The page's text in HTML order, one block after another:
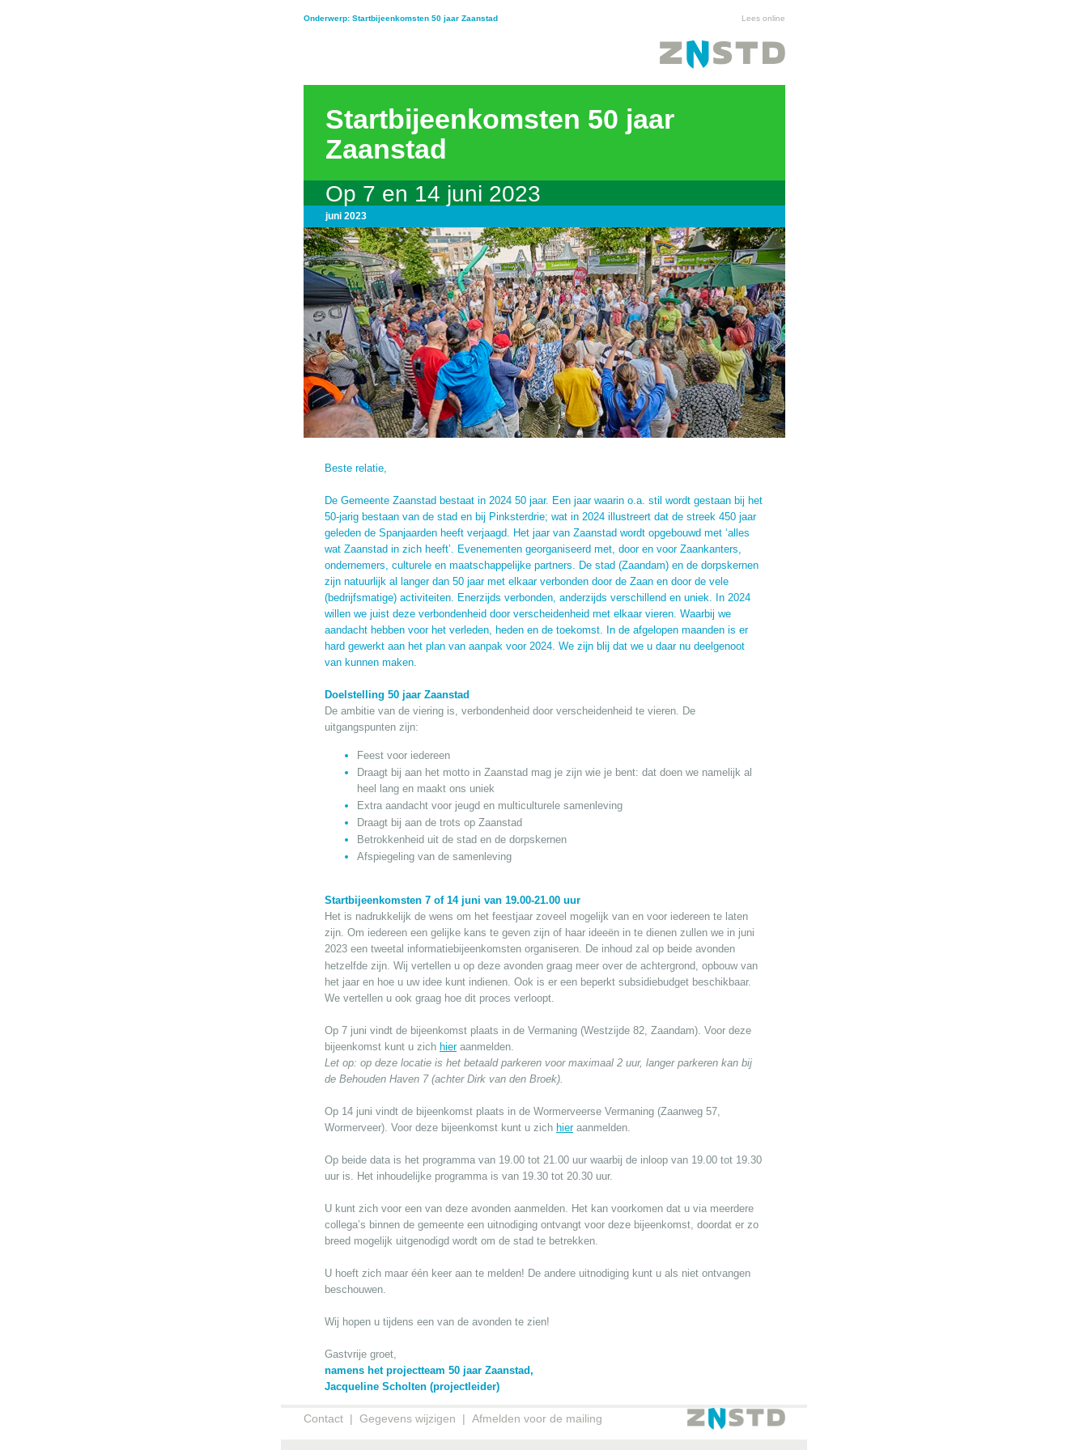
Onderwerp: Startbijeenkomsten 50 jaar Zaanstad Lees online
Startbijeenkomsten 50 jaar
Zaanstad
Op 7 en 14 juni 2023
juni 2023
Beste relatie,
De Gemeente Zaanstad bestaat in 2024 50 jaar. Een jaar waarin o.a. stil wordt gestaan bij het
50-jarig bestaan van de stad en bij Pinksterdrie; wat in 2024 illustreert dat de streek 450 jaar
geleden de Spanjaarden heeft verjaagd. Het jaar van Zaanstad wordt opgebouwd met ‘alles
wat Zaanstad in zich heeft’. Evenementen georganiseerd met, door en voor Zaankanters,
ondernemers, culturele en maatschappelijke partners. De stad (Zaandam) en de dorpskernen
zijn natuurlijk al langer dan 50 jaar met elkaar verbonden door de Zaan en door de vele
(bedrijfsmatige) activiteiten. Enerzijds verbonden, anderzijds verschillend en uniek. In 2024
willen we juist deze verbondenheid door verscheidenheid met elkaar vieren. Waarbij we
aandacht hebben voor het verleden, heden en de toekomst. In de afgelopen maanden is er
hard gewerkt aan het plan van aanpak voor 2024. We zijn blij dat we u daar nu deelgenoot
van kunnen maken.
Doelstelling 50 jaar Zaanstad
De ambitie van de viering is, verbondenheid door verscheidenheid te vieren. De
uitgangspunten zijn:
Feest voor iedereen
Draagt bij aan het motto in Zaanstad mag je zijn wie je bent: dat doen we namelijk al
heel lang en maakt ons uniek
Extra aandacht voor jeugd en multiculturele samenleving
Draagt bij aan de trots op Zaanstad
Betrokkenheid uit de stad en de dorpskernen
Afspiegeling van de samenleving
Startbijeenkomsten 7 of 14 juni van 19.00-21.00 uur
Het is nadrukkelijk de wens om het feestjaar zoveel mogelijk van en voor iedereen te laten
zijn. Om iedereen een gelijke kans te geven zijn of haar ideeën in te dienen zullen we in juni
2023 een tweetal informatiebijeenkomsten organiseren. De inhoud zal op beide avonden
hetzelfde zijn. Wij vertellen u op deze avonden graag meer over de achtergrond, opbouw van
het jaar en hoe u uw idee kunt indienen. Ook is er een beperkt subsidiebudget beschikbaar.
We vertellen u ook graag hoe dit proces verloopt.
Op 7 juni vindt de bijeenkomst plaats in de Vermaning (Westzijde 82, Zaandam). Voor deze
bijeenkomst kunt u zich hieraanmelden.
Let op: op deze locatie is het betaald parkeren voor maximaal 2 uur, langer parkeren kan bij
de Behouden Haven 7 (achter Dirk van den Broek).
Op 14 juni vindt de bijeenkomst plaats in de Wormerveerse Vermaning (Zaanweg 57,
Wormerveer). Voor deze bijeenkomst kunt u zich hieraanmelden.
Op beide data is het programma van 19.00 tot 21.00 uur waarbij de inloop van 19.00 tot 19.30
uur is. Het inhoudelijke programma is van 19.30 tot 20.30 uur.
U kunt zich voor een van deze avonden aanmelden. Het kan voorkomen dat u via meerdere
collega’s binnen de gemeente een uitnodiging ontvangt voor deze bijeenkomst, doordat er zo
breed mogelijk uitgenodigd wordt om de stad te betrekken.
U hoeft zich maar één keer aan te melden! De andere uitnodiging kunt u als niet ontvangen
beschouwen.
Wij hopen u tijdens een van de avonden te zien!
Gastvrije groet,
namens het projectteam 50 jaar Zaanstad,
Jacqueline Scholten (projectleider)
Contact| Gegevens wijzigen | Afmelden voor de mailing